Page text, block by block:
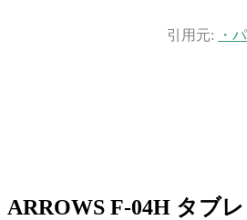
引用元: ・
ARROWS F-04H タブ